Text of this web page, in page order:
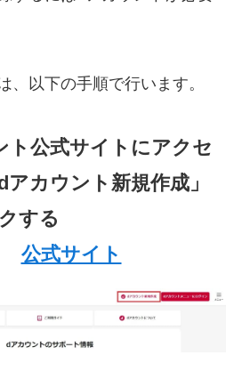
、以下の手順で行います。
ト公式サイトにアクセ
アカウント新規作成」
する
公式サイト